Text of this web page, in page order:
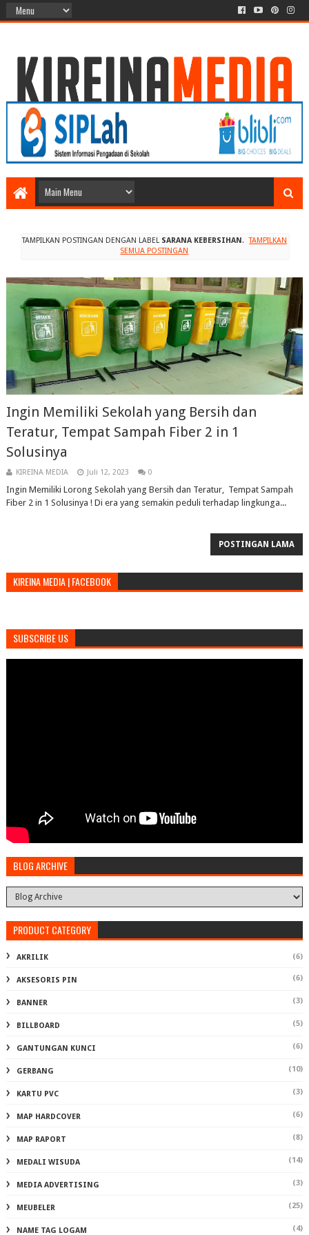
TAMPILKAN POSTINGAN DENGAN LABEL SARANA KEBERSIHAN .
TAMPILKAN
SEMUA POSTINGAN
Ingin Memiliki Sekolah yang Bersih dan
Teratur, Tempat Sampah Fiber 2 in 1
Solusinya
KIREINA MEDIA Juli 12, 2023 0
Ingin Memiliki Lorong Sekolah yang Bersih dan Teratur, Tempat Sampah
Fiber 2 in 1 Solusinya ! Di era yang semakin peduli terhadap lingkunga...
POSTINGAN LAMA
KIREINA MEDIA | FACEBOOK
SUBSCRIBE US
BLOG ARCHIVE
PRODUCT CATEGORY
AKRILIK (6)
AKSESORIS PIN (6)
BANNER (3)
BILLBOARD (5)
GANTUNGAN KUNCI (6)
GERBANG (10)
KARTU PVC (3)
MAP HARDCOVER (6)
MAP RAPORT (8)
MEDALI WISUDA (14)
MEDIA ADVERTISING (3)
MEUBELER (25)
NAME TAG LOGAM (4)